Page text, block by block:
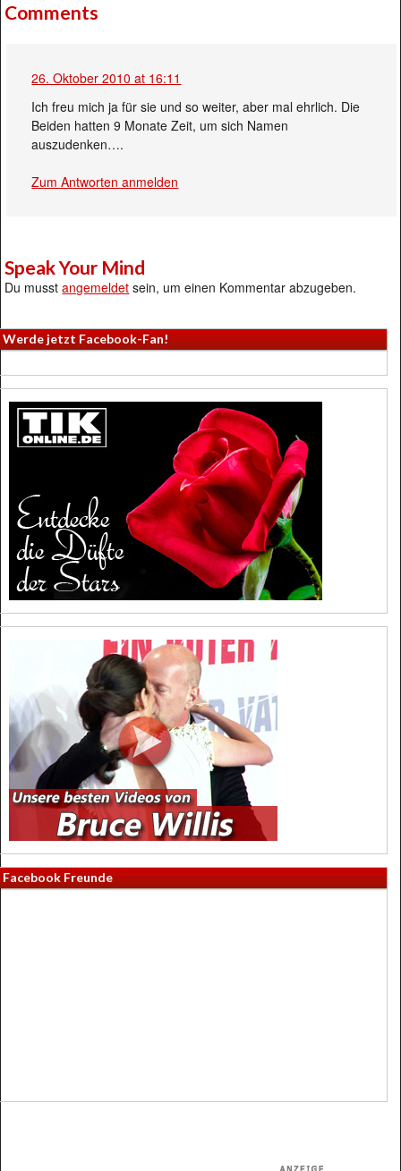
Comments
26. Oktober 2010 at 16:11
Ich freu mich ja für sie und so weiter, aber mal ehrlich. Die
Beiden hatten 9 Monate Zeit, um sich Namen
auszudenken….
Zum Antworten anmelden
Speak Your Mind
Du musstangemeldet sein, um einen Kommentar abzugeben.
Werde jetzt Facebook-Fan!
Facebook Freunde